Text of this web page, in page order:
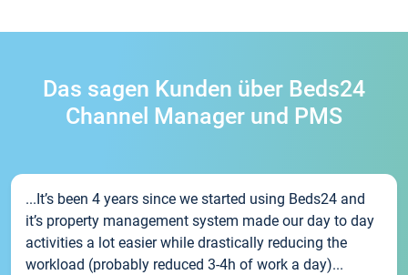
Das sagen Kunden über Beds24
Channel Manager und PMS
...It’s been 4 years since we started using Beds24 and
it’s property management system made our day to day
activities a lot easier while drastically reducing the
workload (probably reduced 3-4h of work a day)...